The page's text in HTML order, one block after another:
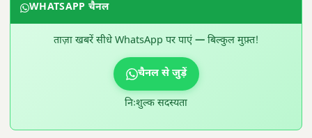
WHATSAPP चैनल
ताज़ा खबरें सीधे WhatsApp पर पाएं — बिल्कुल मुफ़्त!
चैनल से जुड़ें
निःशुल्क सदस्यता